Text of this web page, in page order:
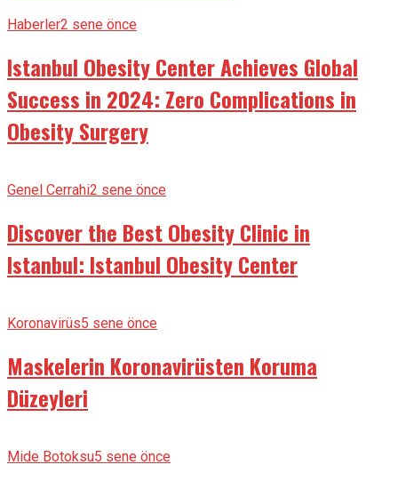
Haberler2 sene önce
Istanbul Obesity Center Achieves Global
Success in 2024: Zero Complications in
Obesity Surgery
Genel Cerrahi2 sene önce
Discover the Best Obesity Clinic in
Istanbul: Istanbul Obesity Center
Koronavirüs5 sene önce
Maskelerin Koronavirüsten Koruma
Düzeyleri
Mide Botoksu5 sene önce